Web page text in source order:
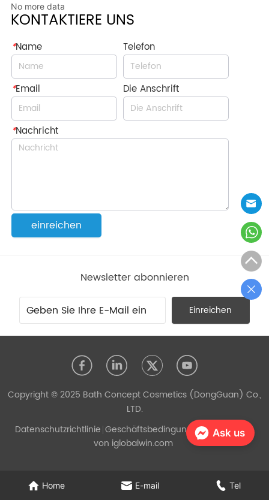
No more data
KONTAKTIERE UNS
*Name Telefon
*Email Die Anschrift
*Nachricht
einreichen
Home E-mail Tel
Newsletter abonnieren
Einreichen
Copyright © 2025 Bath Concept Cosmetics (DongGuan) Co.,
LTD.
Datenschutzrichtlinie Geschäftsbedingungen Unterstützt
von iglobalwin.com
Ask us